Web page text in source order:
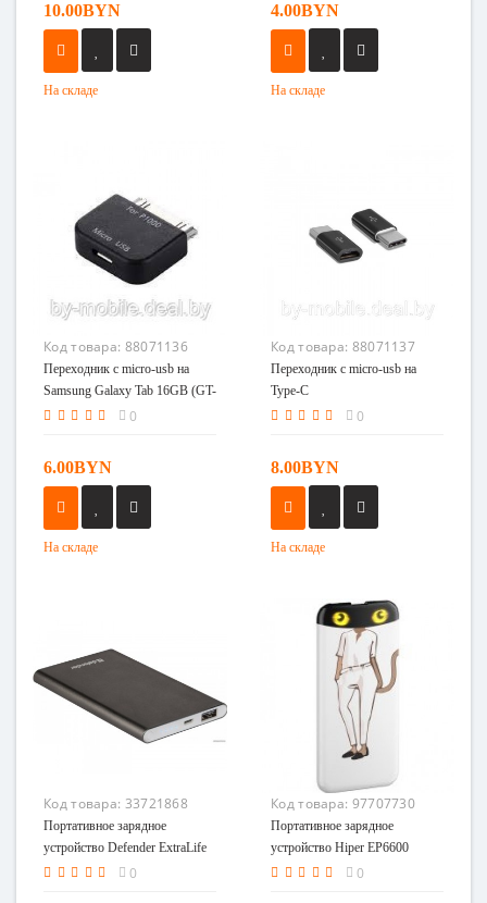
10.00BYN
На складе
4.00BYN
На складе
Код товара: 88071136
Переходник с micro-usb на
Samsung Galaxy Tab 16GB (GT-
P1000)
0
6.00BYN
На складе
Код товара: 88071137
Переходник с micro-usb на
Type-C
0
8.00BYN
На складе
Код товара: 33721868
Портативное зарядное
устройство Defender ExtraLife
4000B
0
Код товара: 97707730
Портативное зарядное
устройство Hiper EP6600
(мистер кот)
0